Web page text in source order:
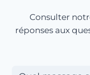
Consulter
réponses aux